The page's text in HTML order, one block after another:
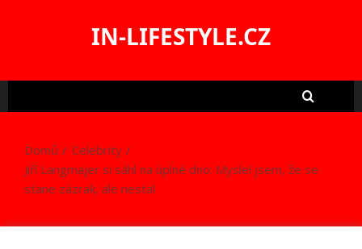
IN-LIFESTYLE.CZ
Domů
Celebrity
Jiří Langmajer si sáhl na úplné dno: Myslel jsem, že se
stane zázrak, ale nestal